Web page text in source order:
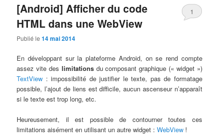
[Android] Afficher du code
HTML dans une WebView
Publié le14 mai 2014
1
En développant sur la plateforme Android, on se rend compte
assez vite des limitationsdu composant graphique (« widget »)
TextView : impossibilité de justifier le texte, pas de formatage
possible, l’ajout de liens est difficile, aucun ascenseur n’apparaît
si le texte est trop long, etc.
Heureusement, il est possible de contourner toutes ces
limitations aisément en utilisant un autre widget :WebView !